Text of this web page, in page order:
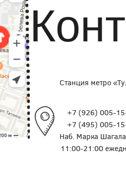
Станция метро
+7 (926) 005-
+7 (495) 005-
Наб. Марка
11:00-21:00